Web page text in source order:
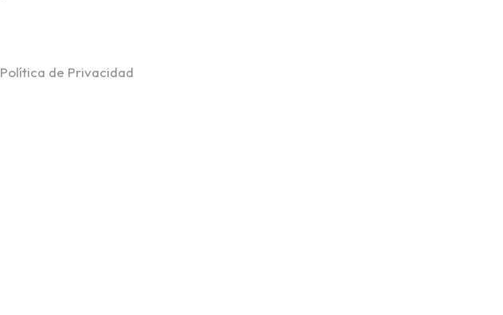
Política de Privacidad